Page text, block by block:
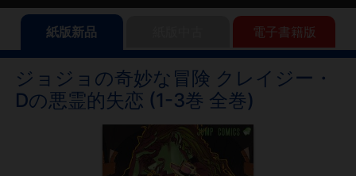
紙版新品 電子書籍版
ジョジョの奇妙な冒険 クレイジー・
Dの悪霊的失恋 (1-3巻 全巻)